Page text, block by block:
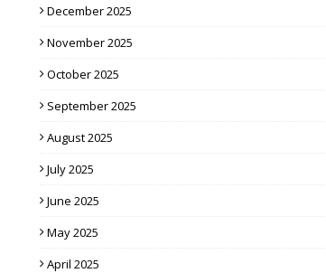
December 2025
November 2025
October 2025
September 2025
August 2025
July 2025
June 2025
May 2025
April 2025